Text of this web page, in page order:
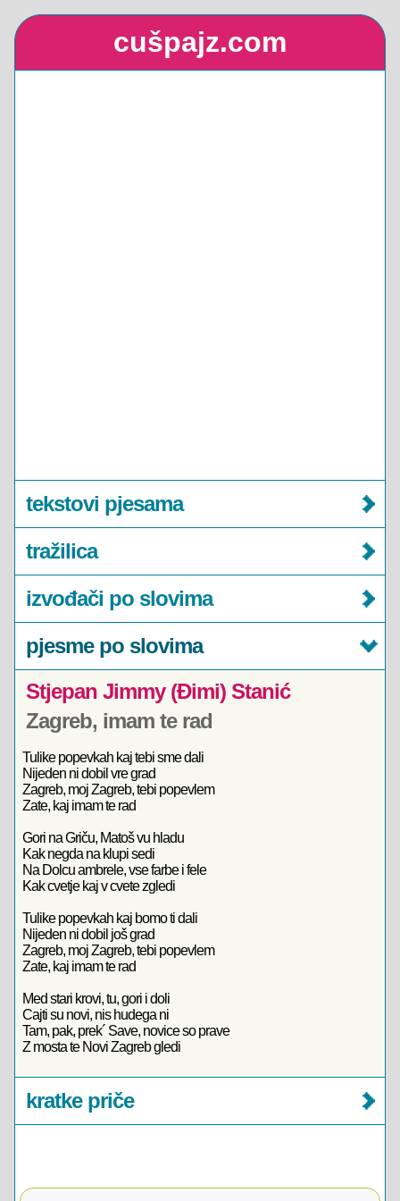
cušpajz.com
tekstovi pjesama
tražilica
izvođači po slovima
pjesme po slovima
Stjepan Jimmy (Đimi) Stanić
Zagreb, imam te rad
Tulike popevkah kaj tebi sme dali
Nijeden ni dobil vre grad
Zagreb, moj Zagreb, tebi popevlem
Zate, kaj imam te rad
Gori na Griču, Matoš vu hladu
Kak negda na klupi sedi
Na Dolcu ambrele, vse farbe i fele
Kak cvetje kaj v cvete zgledi
Tulike popevkah kaj bomo ti dali
Nijeden ni dobil još grad
Zagreb, moj Zagreb, tebi popevlem
Zate, kaj imam te rad
Med stari krovi, tu, gori i doli
Cajti su novi, nis hudega ni
Tam, pak, prek´ Save, novice so prave
Z mosta te Novi Zagreb gledi
kratke priče